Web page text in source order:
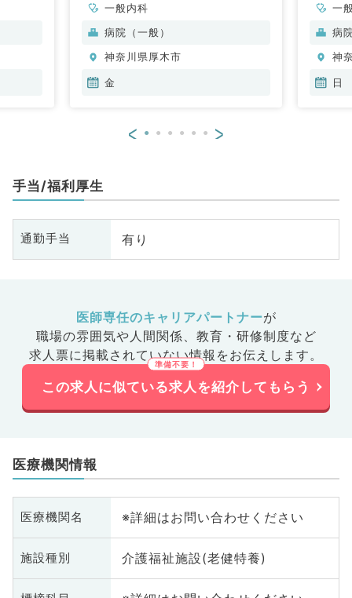
一般内科
病院（一般）
神奈川県厚木市
金
一
科
病
神
日
< >
手当/福利厚生
通勤手当 有り
医師専任のキャリアパートナーが
職場の雰囲気や人間関係、 教育・研修制度など
求人票に掲載されていない情報をお伝えします。
この求人に似ている求人を紹介してもらう
医療機関情報
医療機関名 ※詳細はお問い合わせください
施設種別 介護福祉施設(老健特養)